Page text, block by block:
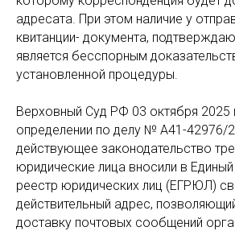
адресата. При этом наличие у
квитанции- документа,
является бесспорным
установленной процедуры.
Верховный Суд РФ 03 октября 2025
определении по делу № А41-42976/
действующее законодательство
юридические лица вносили в
реестр юридических лиц (ЕГРЮЛ)
действительный адрес,
доставку почтовых сообщений